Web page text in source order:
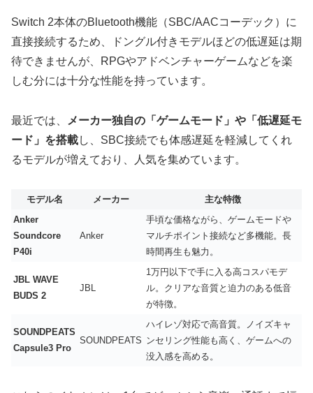
Switch 2本体のBluetooth機能（SBC/AACコーデック）に
直接接続するため、ドングル付きモデルほどの低遅延は期
待できませんが、RPGやアドベンチャーゲームなどを楽
しむ分には十分な性能を持っています。
最近では、
メーカー独自の「ゲームモード」や「低遅延モ
ード」を搭載し、SBC接続でも体感遅延を軽減してくれ
るモデルが増えており、人気を集めています。
モデル名 メーカー
主な特徴
Anker
Soundcore
P40i
Anker
手頃な価格ながら、ゲームモードや
マルチポイント接続など多機能。長
時間再生も魅力。
JBL WAVE
BUDS 2
JBL
1万円以下で手に入る高コスパモデ
ル。クリアな音質と迫力のある低音
が特徴。
SOUNDPEATS
Capsule3 Pro
SOUNDPEATS
ハイレゾ対応で高音質。ノイズキャ
ンセリング性能も高く、ゲームへの
没入感を高める。